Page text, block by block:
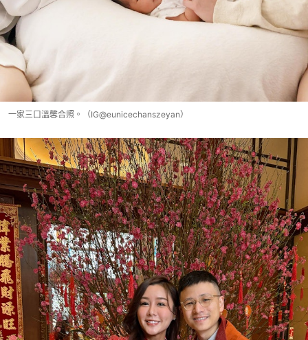
一家三口溫馨合照。（IG@eunicechanszeyan）